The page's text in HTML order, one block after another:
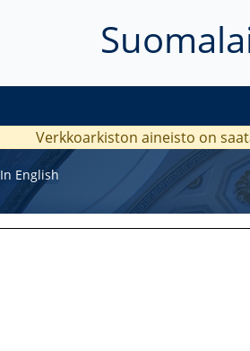
Verkkoarkiston aineisto on
In English